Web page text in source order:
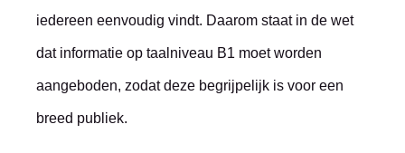
iedereen eenvoudig vindt. Daarom staat in de wet
dat informatie op taalniveau B1 moet worden
aangeboden, zodat deze begrijpelijk is voor een
breed publiek.